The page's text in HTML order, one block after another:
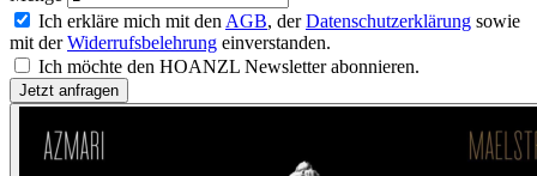
Ich erkläre mich mit den AGB, derDatenschutzerklärung sowie
mit derWiderrufsbelehrung einverstanden.
Ich möchte den HOANZL Newsletter abonnieren.